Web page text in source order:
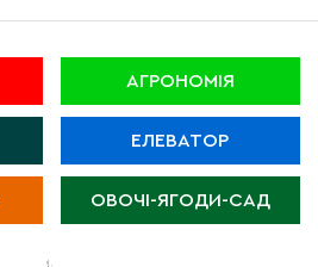
АГРОНОМІЯ
ЕЛЕВАТОР
ОВОЧІ-ЯГОДИ-САД